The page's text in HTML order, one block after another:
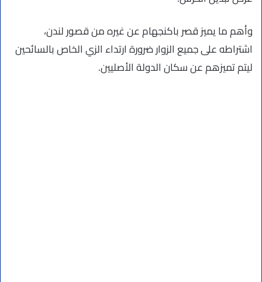
وأهم ما يميز قصر باكنجهام عن غيره من قصور لندن،
اشتراطه على جميع الزوار ضرورة ارتداء الزي الخاص بالسائحين
ليتم تميزهم عن سكان الدولة الأصليين.